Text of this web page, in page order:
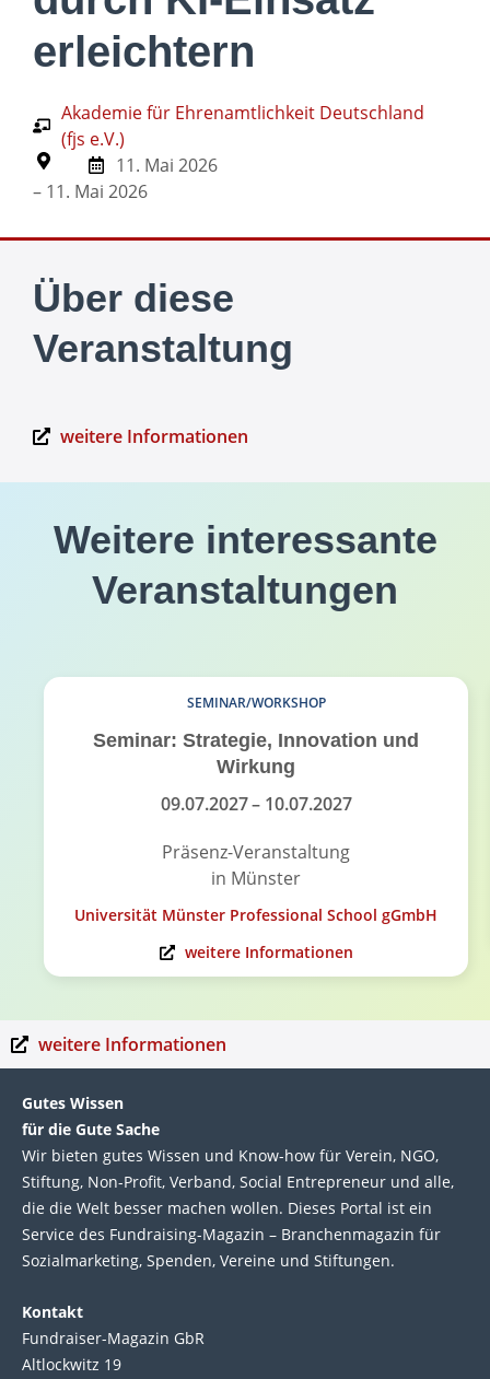
erleichtern
Akademie für Ehrenamtlichkeit Deutschland
(fjs e.V.)
11. Mai 2026
– 11. Mai 2026
Über diese
Veranstaltung
weitere Informationen
Weitere interessante
Veranstaltungen
SEMINAR/WORKSHOP
Seminar: Strategie, Innovation und
Wirkung
09.07.2027– 10.07.2027
Präsenz-Veranstaltung
in Münster
Universität Münster Professional School gGmbH
weitere Informationen
weitere Informationen
Gutes Wissen
für die Gute Sache
Wir bie­ten gutes Wis­sen und Know-how für Ver­ein, NGO,
Stif­tung, Non-Profit, Ver­band, Social Entre­pre­neur und alle,
die die Welt bes­ser machen wol­len. Die­ses Por­tal ist ein
Service des Fund­raising-Magazin – Bran­chen­magazin für
Sozial­marke­ting, Spen­den, Ver­eine und Stif­tun­gen.
Kontakt
Fundraiser-Magazin GbR
Altlockwitz 19